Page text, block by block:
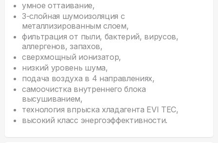
умное оттаивание,
3-слойная шумоизоляция с
металлизированным слоем,
фильтрация от пыли, бактерий, вирусов,
аллергенов, запахов,
сверхмощный ионизатор,
низкий уровень шума,
подача воздуха в 4 направлениях,
cамоочистка внутреннего блока
высушиванием,
технология впрыска хладагента EVI TEC,
высокий класс энергоэффективности.